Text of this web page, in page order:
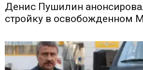
Денис Пушилин
стройку в освобожденном